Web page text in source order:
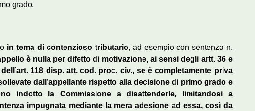
grado.
in tema di contenzioso tributario, ad esempio con sentenza n.
è nulla per difetto di motivazione, ai sensi degli artt. 36 e
118 disp. att. cod. proc. civ., se è completamente priva
dall’appellante rispetto alla decisione di primo grado e
indotto la Commissione a disattenderle, limitandosi a
impugnata mediante la mera adesione ad essa, così da